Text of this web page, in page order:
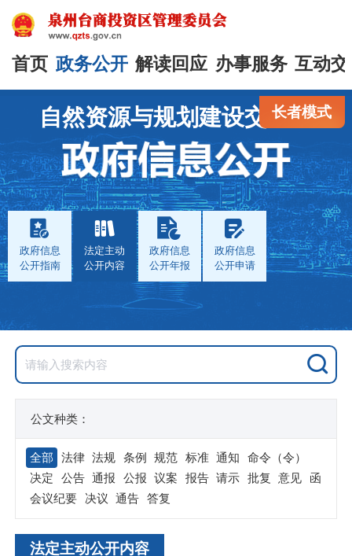
首页 政务公开 解读回应 办事服务 互动
长者模式
自然资源与规划建设交通局
政府信息
公开指南
法定主动
公开内容
政府信息
公开年报
政府信息
公开申请
公文种类：
全部 法律 法规 条例 规范 标准 通知
命令（令）
决定
公告 通报 公报 议案 报告 请示 批复 意见
函
会议纪要
决议 通告 答复
法定主动公开内容